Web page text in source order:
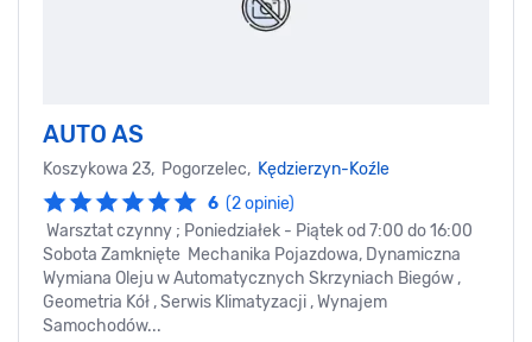
AUTO AS
Koszykowa 23, Pogorzelec, Kędzierzyn-Koźle
6 (2 opinie)
Warsztat czynny ; Poniedziałek - Piątek od 7:00 do 16:00
Sobota Zamknięte Mechanika Pojazdowa, Dynamiczna
Wymiana Oleju w Automatycznych Skrzyniach Biegów ,
Geometria Kół , Serwis Klimatyzacji , Wynajem
Samochodów...